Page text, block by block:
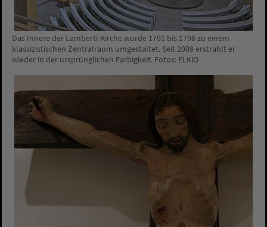
Das Innere der Lamberti-Kirche wurde 1791 bis 1796 zu einem
klassizistischen Zentralraum umgestaltet. Seit 2009 erstrahlt er
wieder in der ursprünglichen Farbigkeit. Fotos: ELKiO